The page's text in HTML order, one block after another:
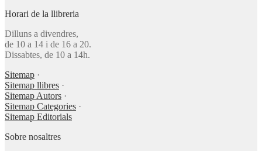
Horari de la llibreria
Dilluns a divendres,
de 10 a 14 i de 16 a 20.
Dissabtes, de 10 a 14h.
Sitemap ·
Sitemap llibres ·
Sitemap Autors ·
Sitemap Categories ·
Sitemap Editorials
Sobre nosaltres